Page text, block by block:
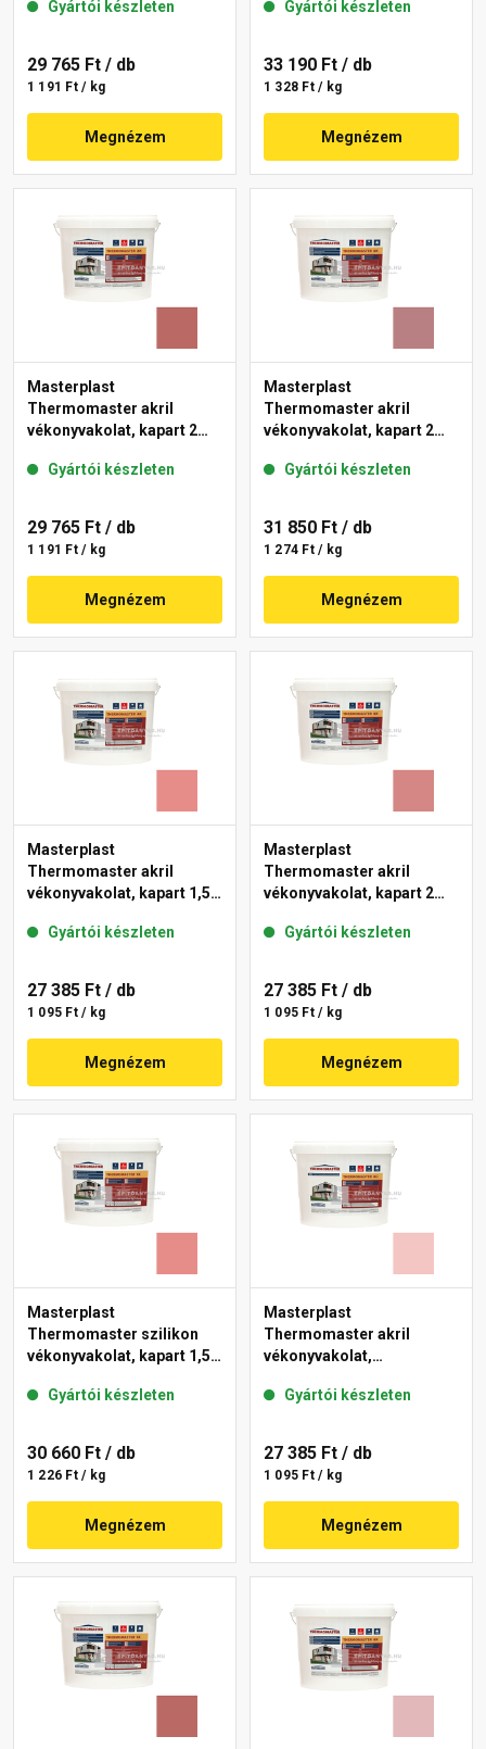
21-C 25 kg
Gyártói készleten
29 765 Ft / db
1 191 Ft / kg
Megnézem
Gyártói készleten
33 190 Ft / db
1 328 Ft / kg
Megnézem
Masterplast
Thermomaster akril
vékonyvakolat, kapart 2
Gyártói készleten
29 765 Ft / db
1 191 Ft / kg
Megnézem
Masterplast
Thermomaster akril
vékonyvakolat, kapart 2
Gyártói készleten
31 850 Ft / db
1 274 Ft / kg
Megnézem
Masterplast
Thermomaster akril
vékonyvakolat, kapart 1,5
Gyártói készleten
27 385 Ft / db
1 095 Ft / kg
Megnézem
Masterplast
Thermomaster akril
vékonyvakolat, kapart 2
Gyártói készleten
27 385 Ft / db
1 095 Ft / kg
Megnézem
Masterplast
Thermomaster szilikon
vékonyvakolat, kapart 1,5
Gyártói készleten
30 660 Ft / db
1 226 Ft / kg
Megnézem
Masterplast
Thermomaster akril
vékonyvakolat,
21-F 25 kg
Gyártói készleten
27 385 Ft / db
1 095 Ft / kg
Megnézem